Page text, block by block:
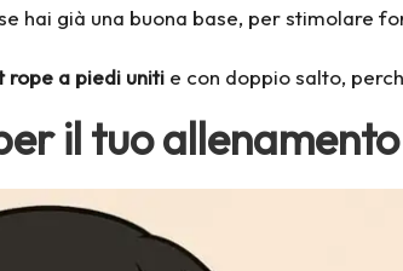
hai già una buona base, per stimolare
rope a piedi uniti e con doppio salto,
il tuo